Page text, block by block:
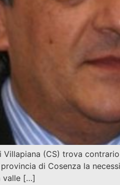
(CS) trova
di Cosenza la
valle […]